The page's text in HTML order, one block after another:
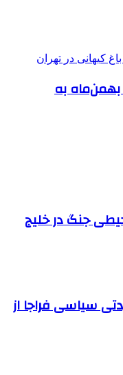
بهمن‌ماه به
جنگ در خلیج
سیاسی فراجا از